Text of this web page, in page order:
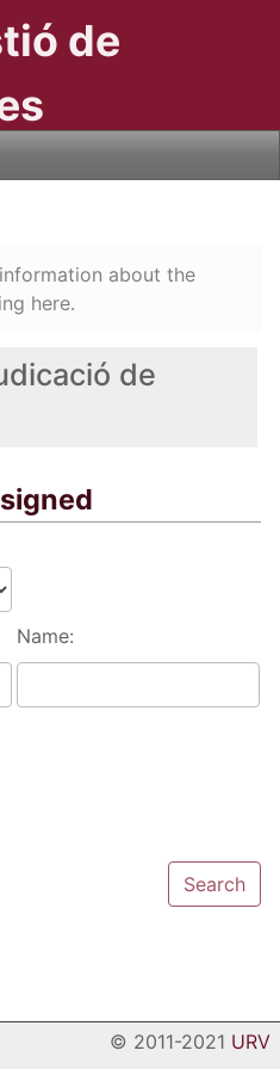
de
de
Name:
about the
here.
© 2011-2021 URV